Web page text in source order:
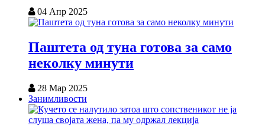
04 Апр 2025
Паштета од туна готова за само
неколку минути
28 Мар 2025
Занимливости